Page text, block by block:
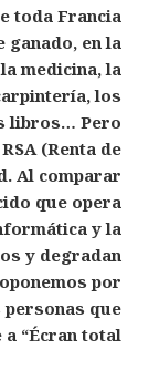
toda Francia
ganado, en la
medicina, la
los
libros… Pero
(Renta de
Al comparar
que opera
y la
y degradan
por
que
“Écran total”.